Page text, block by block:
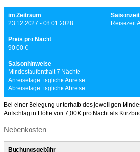
im Zeitraum
23.12.2027 - 08.01.2028
Saisonzeit
Reisezeit A
Preis pro Nacht
90,00 €
Saisonhinweise
Mindestaufenthalt 7 Nächte
Anreisetage: tägliche Anreise
Abreisetage: tägliche Abreise
Bei einer Belegung unterhalb des jeweiligen
Aufschlag in Höhe von 7,00 € pro Nacht als
Nebenkosten
Buchungsgebühr